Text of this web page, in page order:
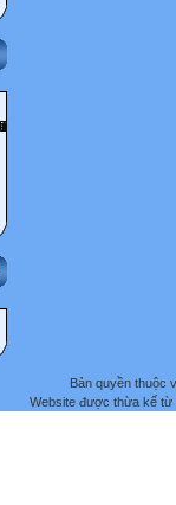
Bản quyền thuộc
Website được thừa kế từ